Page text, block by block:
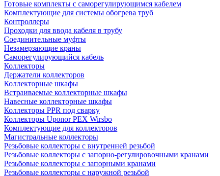
Готовые комплекты с саморегулирующимся кабелем
Комплектующие для системы обогрева труб
Контроллеры
Проходки для ввода кабеля в трубу
Соединительные муфты
Незамерзающие краны
Саморегулирующийся кабель
Коллекторы
Держатели коллекторов
Коллекторные шкафы
Встраиваемые коллекторные шкафы
Навесные коллекторные шкафы
Коллекторы PPR под сварку
Коллекторы Uponor PEX Wirsbo
Комплектующие для коллекторов
Магистральные коллекторы
Резьбовые коллекторы с внутренней резьбой
Резьбовые коллекторы с запорно-регулировочными кранами
Резьбовые коллекторы с запорными кранами
Резьбовые коллекторы с наружной резьбой